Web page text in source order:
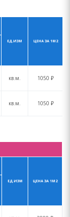
ЕД.ИЗМ ЦЕНА ЗА 1М2
кв.м. 1050 ₽
кв.м. 1050 ₽
ЕД.ИЗМ ЦЕНА ЗА 1М2